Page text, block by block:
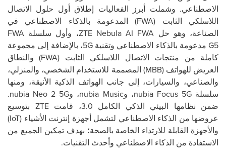
الاصطناعي. وشملت أبرز الفعاليات إطلاق أول حلول الاتصال
اللاسلكي الثابت (FWA) المدعومة بالذكاء الاصطناعي في
الصناعة، وهو حل ZTE Nebula AI FWA، وأول سلسلة FWA
G5 مدعومة بالذكاء الاصطناعي وتقنية5G، بالإضافة إلى مجموعة
كاملة من منتجات الاتصال اللاسلكي الثابت (FWA) والنطاق
العريض للهواتف (MBB) المصممة للاستخدام الشخصي، والمنزلي،
والصناعي، والسيارات، إلى جانب الهواتف الذكية الأنيقة، ومنها
سلسلةnubia Focus 5G، وnubia Music، وnubia Neo 2 5G
.
ضمن نظامها البيئي الذكي الكامل 3.0، قامت
ZTE بتوسيع
عروضها من الذكاء الاصطناعي لتشمل أجهزة إنترنت الأشياء (IoT
)
والأجهزة القابلة للارتداء الخاصة بالصحة؛ بهدف تمكين الجميع من
الاستفادة من الذكاء الاصطناعي وأحدث التقنيات.